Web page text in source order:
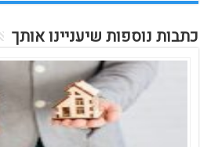
כתבות נוספות שיעניינו אותך